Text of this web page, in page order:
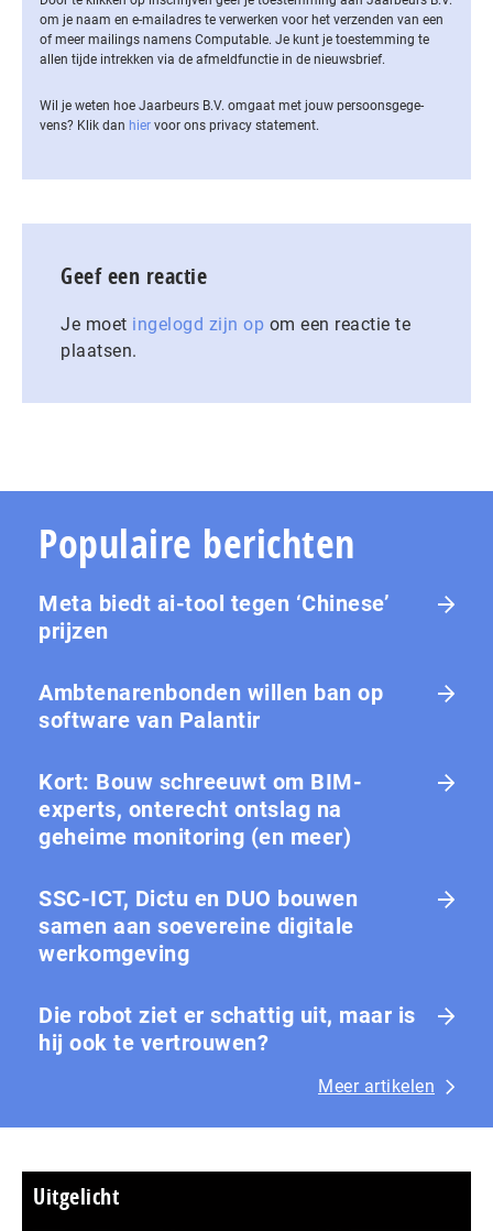
om je naam en e-mailadres te verwerken voor het verzenden van een
of meer mailings namens Computable. Je kunt je toestemming te
allen tijde intrekken via de af­meld­func­tie in de nieuwsbrief.
Wil je weten hoe Jaarbeurs B.V. omgaat met jouw per­soons­ge­ge­
vens? Klik dan hier voor ons privacy statement.
Geef een reactie
Je moet ingelogd zijn op om een reactie te
plaatsen.
Populaire berichten
Meta biedt ai-tool tegen ‘Chinese’
prijzen
Ambtenarenbonden willen ban op
software van Palantir
Kort: Bouw schreeuwt om BIM-
experts, onterecht ontslag na
geheime monitoring (en meer)
SSC-ICT, Dictu en DUO bouwen
samen aan soevereine digitale
werkomgeving
Die robot ziet er schattig uit, maar is
hij ook te vertrouwen?
Meer artikelen
Uitgelicht